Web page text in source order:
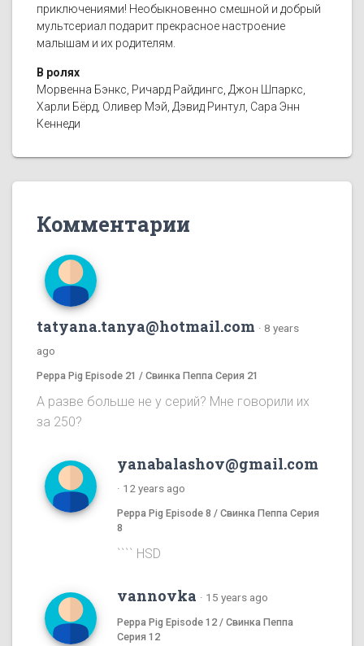
приключениями! Необыкновенно смешной и добрый
мультсериал подарит прекрасное настроение
малышам и их родителям.
В ролях
Морвенна Бэнкс, Ричард Райдингс, Джон Шпаркс,
Харли Бёрд, Оливер Мэй, Дэвид Ринтул, Сара Энн
Кеннеди
Комментарии
tatyana.tanya@hotmail.com · 8 years
ago
Peppa Pig Episode 21 / Свинка Пеппа Серия 21
А разве больше не у серий? Мне говорили их
за 250?
yanabalashov@gmail.com
· 12 years ago
Peppa Pig Episode 8 / Свинка Пеппа Серия
8
```` HSD
vannovka · 15 years ago
Peppa Pig Episode 12 / Свинка Пеппа
Серия 12